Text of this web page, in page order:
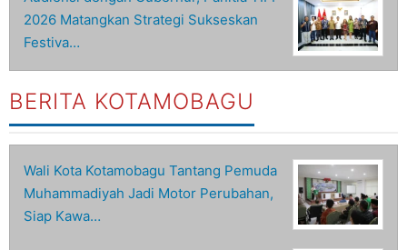
2026 Matangkan Strategi Sukseskan
Festiva…
BERITA KOTAMOBAGU
Wali Kota Kotamobagu Tantang Pemuda
Muhammadiyah Jadi Motor Perubahan,
Siap Kawa…